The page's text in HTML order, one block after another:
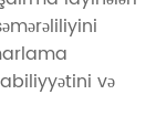
və